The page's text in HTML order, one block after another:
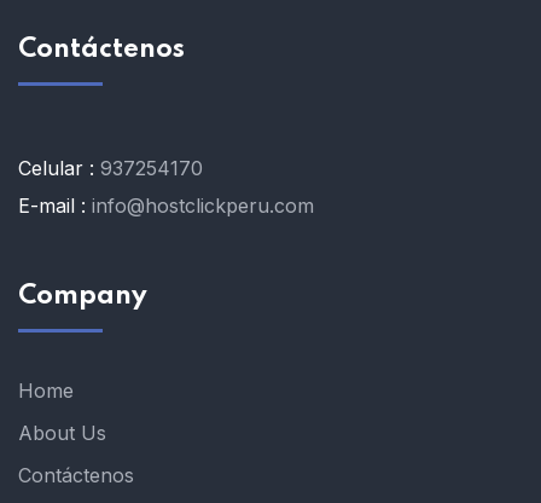
Contáctenos
Celular : 937254170
E-mail : info@hostclickperu.com
Company
Home
About Us
Contáctenos